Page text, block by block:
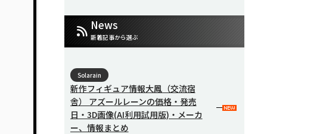
News
新着記事から選ぶ
Solarain
新作フィギュア情報大鳳（交流宿
舎） アズールレーンの価格・発売
日・3D画像(AI利用試用版)・メーカ
ー、情報まとめ